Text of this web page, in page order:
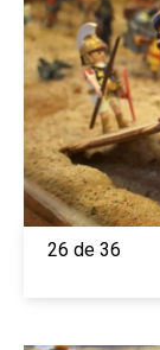
26 de 36